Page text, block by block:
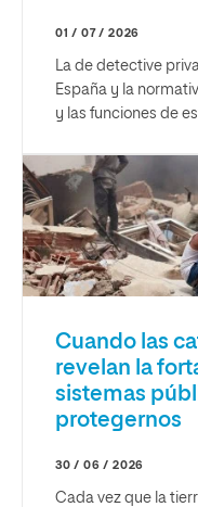
01 / 07 / 2026
La de detective
España y la
y las funciones de
Cuando las
revelan la
sistemas
protegernos
30 / 06 / 2026
Cada vez que la